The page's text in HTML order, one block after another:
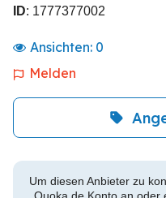
ID: 1777377002
Ansichten: 0
Melden
Um diesen Anbieter zu